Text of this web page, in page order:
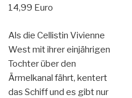
14,99 Euro
Als die Cellistin Vivienne
West mit ihrer einjährigen
Tochter über den
Ärmelkanal fährt, kentert
das Schiff und es gibt nur